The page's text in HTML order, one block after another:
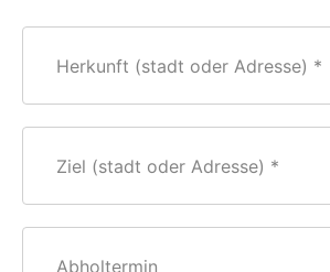
Herkunft (stadt oder Adresse)
Ziel (stadt oder Adresse)
Abholtermin